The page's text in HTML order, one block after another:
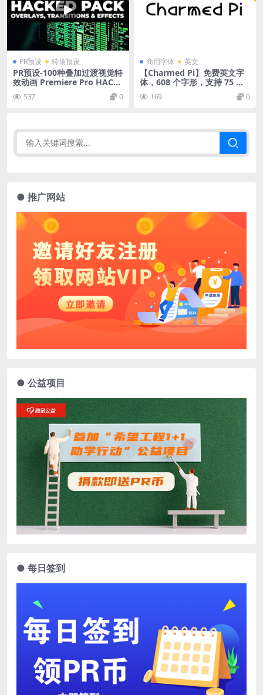
PR预设 转场预设
PR预设-100种叠加过渡视觉特
效动画 Premiere Pro HACKE
D PACK
537 0
商用字体 英文
【Charmed Pi】免费英文字
体，608 个字形，支持 75 种
语言169 0
● 推广网站
● 公益项目
● 每日签到